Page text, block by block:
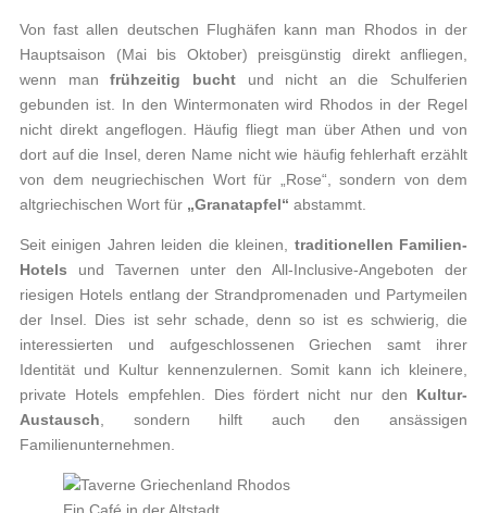
Von fast allen deutschen Flughäfen kann man Rhodos in der
Hauptsaison (Mai bis Oktober) preisgünstig direkt anfliegen,
wenn manfrühzeitig buchtund nicht an die Schulferien
gebunden ist. In den Wintermonaten wird Rhodos in der Regel
nicht direkt angeflogen. Häufig fliegt man über Athen und von
dort auf die Insel, deren Name nicht wie häufig fehlerhaft erzählt
von dem neugriechischen Wort für „Rose“, sondern von dem
altgriechischen Wort für „Granatapfel“ abstammt.
Seit einigen Jahren leiden die kleinen, traditionellen Familien-
Hotels und Tavernen unter den All-Inclusive-Angeboten der
riesigen Hotels entlang der Strandpromenaden und Partymeilen
der Insel. Dies ist sehr schade, denn so ist es schwierig, die
interessierten und aufgeschlossenen Griechen samt ihrer
Identität und Kultur kennenzulernen. Somit kann ich kleinere,
private Hotels empfehlen. Dies fördert nicht nur den Kultur-
Austausch , sondern hilft auch den ansässigen
Familienunternehmen.
Ein Café in der Altstadt